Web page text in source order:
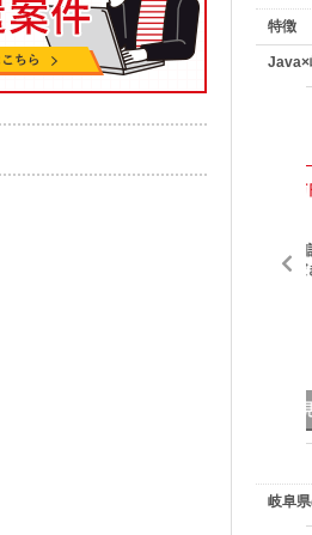
特徴
Java×
【Java/ブリッジ
基本設計、詳
をご担当いただ
詳細を
岐阜